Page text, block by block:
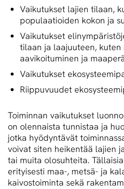
Vaikutukset lajien tilaan,
populaatioiden kokon ja
Vaikutukset
tilaan ja laajuuteen, kuten
aavikoituminen ja
Vaikutukset
Riippuvuudet
Toiminnan vaikutukset
on olennaista tunnistaa ja
jotka hyödyntävät
voivat siten heikentää lajien
tai muita olosuhteita.
erityisesti maa-, metsä- ja
kaivostoiminta sekä